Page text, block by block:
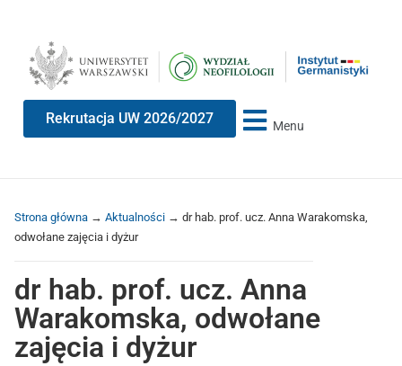
nawigacji
Rekrutacja UW 2026/2027 Menu
Strona główna → Aktualności → dr hab. prof. ucz. Anna Warakomska,
odwołane zajęcia i dyżur
dr hab. prof. ucz. Anna
Warakomska, odwołane
zajęcia i dyżur